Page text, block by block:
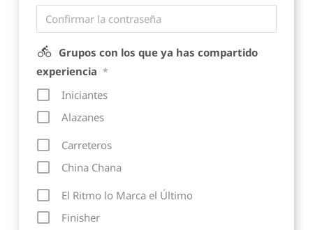
Grupos con los que ya has compartido
experiencia *
Iniciantes
Alazanes
Carreteros
China Chana
El Ritmo lo Marca el Último
Finisher